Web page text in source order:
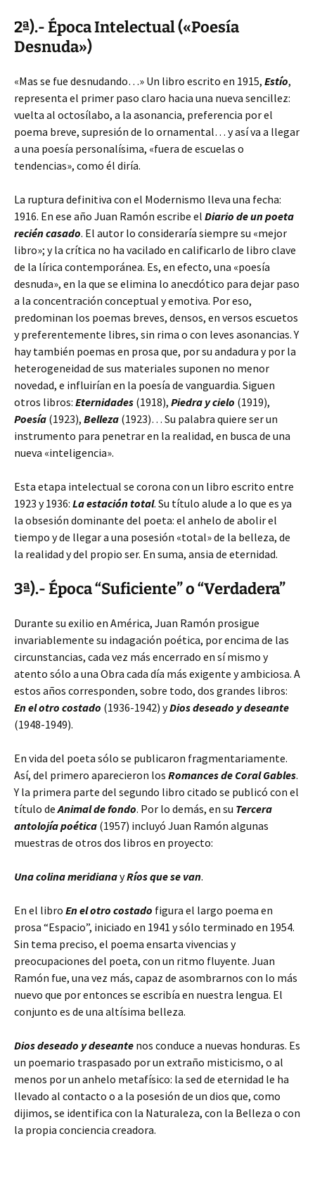
2ª).- Época Intelectual («Poesía
Desnuda»)
«Mas se fue desnudando…» Un libro escrito en 1915, Estío,
representa el primer paso claro hacia una nueva sencillez:
vuelta al octosílabo, a la asonancia, preferencia por el
poema breve, supresión de lo ornamental… y así va a llegar
a una poesía personalísima, «fuera de escuelas o
tendencias», como él diría.
La ruptura definitiva con el Modernismo lleva una fecha:
1916. En ese año Juan Ramón escribe el Diario de un poeta
recién casado. El autor lo consideraría siempre su «mejor
libro»; y la crítica no ha vacilado en calificarlo de libro clave
de la lírica contemporánea. Es, en efecto, una «poesía
desnuda», en la que se elimina lo anecdótico para dejar paso
a la concentración conceptual y emotiva. Por eso,
predominan los poemas breves, densos, en versos escuetos
y preferentemente libres, sin rima o con leves asonancias. Y
hay también poemas en prosa que, por su andadura y por la
heterogeneidad de sus materiales suponen no menor
novedad, e influirían en la poesía de vanguardia. Siguen
otros libros: Eternidades (1918), Piedra y cielo (1919),
Poesía (1923), Belleza (1923)… Su palabra quiere ser un
instrumento para penetrar en la realidad, en busca de una
nueva «inteligencia».
Esta etapa intelectual se corona con un libro escrito entre
1923 y 1936: La estación total. Su título alude a lo que es ya
la obsesión dominante del poeta: el anhelo de abolir el
tiempo y de llegar a una posesión «total» de la belleza, de
la realidad y del propio ser. En suma, ansia de eternidad.
3ª).- Época “Suficiente” o “Verdadera”
Durante su exilio en América, Juan Ramón prosigue
invariablemente su indagación poética, por encima de las
circunstancias, cada vez más encerrado en sí mismo y
atento sólo a una Obra cada día más exigente y ambiciosa. A
estos años corresponden, sobre todo, dos grandes libros:
En el otro costado (1936-1942) yDios deseado y deseante
(1948-1949).
En vida del poeta sólo se publicaron fragmentariamente.
Así, del primero aparecieron los Romances de Coral Gables.
Y la primera parte del segundo libro citado se publicó con el
título deAnimal de fondo. Por lo demás, en su Tercera
antolojía poética (1957) incluyó Juan Ramón algunas
muestras de otros dos libros en proyecto:
Una colina meridianayRíos que se van.
En el libro En el otro costado figura el largo poema en
prosa “Espacio”, iniciado en 1941 y sólo terminado en 1954.
Sin tema preciso, el poema ensarta vivencias y
preocupaciones del poeta, con un ritmo fluyente. Juan
Ramón fue, una vez más, capaz de asombrarnos con lo más
nuevo que por entonces se escribía en nuestra lengua. El
conjunto es de una altísima belleza.
Dios deseado y deseante nos conduce a nuevas honduras. Es
un poemario traspasado por un extraño misticismo, o al
menos por un anhelo metafísico: la sed de eternidad le ha
llevado al contacto o a la posesión de un dios que, como
dijimos, se identifica con la Naturaleza, con la Belleza o con
la propia conciencia creadora.